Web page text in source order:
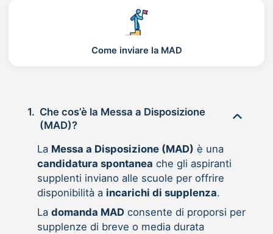
Come inviare la MAD
1. Che cos’è la Messa a Disposizione
(MAD)?
La Messa a Disposizione (MAD) è una
candidatura spontanea che gli aspiranti
supplenti inviano alle scuole per offrire
disponibilità a incarichi di supplenza.
La domanda MADconsente di proporsi per
supplenze di breve o media durata